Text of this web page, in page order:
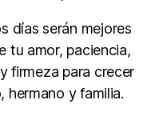
días serán mejores
tu amor, paciencia,
firmeza para crecer
hermano y familia.